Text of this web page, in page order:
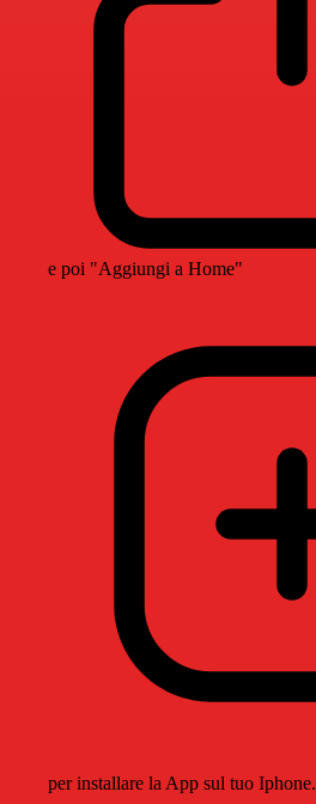
e poi "Aggiungi a Home"
per installare la App sul tuo Iphone.